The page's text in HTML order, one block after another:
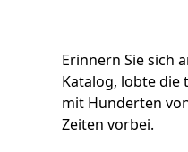
Erinnern Sie sich
Katalog, lobte die
mit Hunderten
Zeiten vorbei.